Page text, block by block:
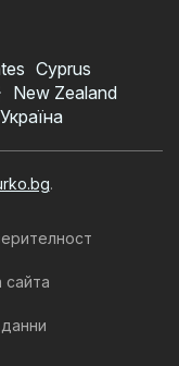
Cyprus
New Zealand
Україна
.
сайта